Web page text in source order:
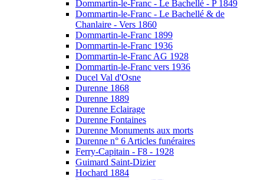
Dommartin-le-Franc - Le Bachellé - P 1849
Dommartin-le-Franc - Le Bachellé & de
Chanlaire - Vers 1860
Dommartin-le-Franc 1899
Dommartin-le-Franc 1936
Dommartin-le-Franc AG 1928
Dommartin-le-Franc vers 1936
Ducel Val d'Osne
Durenne 1868
Durenne 1889
Durenne Eclairage
Durenne Fontaines
Durenne Monuments aux morts
Durenne n° 6 Articles funéraires
Ferry-Capitain - F8 - 1928
Guimard Saint-Dizier
Hochard 1884